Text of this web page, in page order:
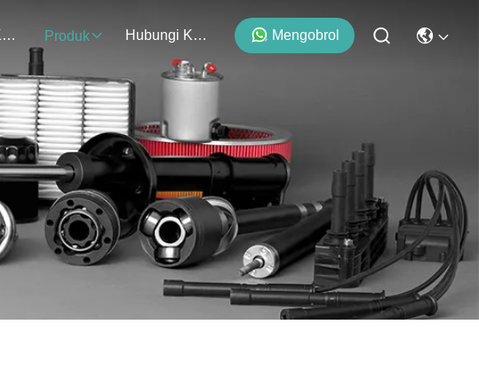
Tentang Kami Produk Hubungi Kami Mengobrol